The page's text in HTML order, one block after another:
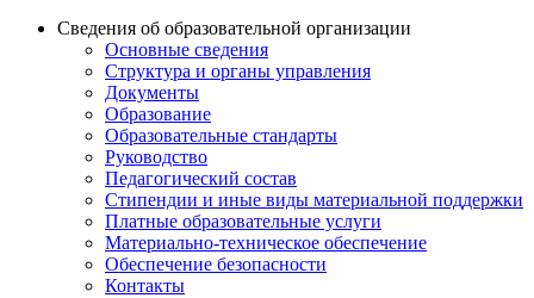
Сведения об образовательной организации
Основные сведения
Структура и органы управления
Документы
Образование
Образовательные стандарты
Руководство
Педагогический состав
Стипендии и иные виды материальной поддержки
Платные образовательные услуги
Материально-техническое обеспечение
Обеспечение безопасности
Контакты